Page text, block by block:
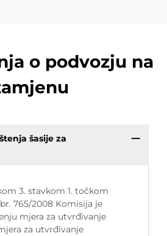
o podvozju na
šasije za
3. stavkom 1. točkom
765/2008 Komisija je
mjera za utvrđivanje
za utvrđivanje